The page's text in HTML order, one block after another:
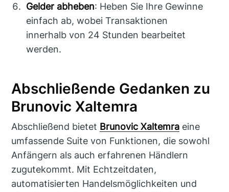
Gelder abheben: Heben Sie Ihre Gewinne
einfach ab, wobei Transaktionen
innerhalb von 24 Stunden bearbeitet
werden.
Abschließende Gedanken zu
Brunovic Xaltemra
Abschließend bietet Brunovic Xaltemra eine
umfassende Suite von Funktionen, die sowohl
Anfängern als auch erfahrenen Händlern
zugutekommt. Mit Echtzeitdaten,
automatisierten Handelsmöglichkeiten und